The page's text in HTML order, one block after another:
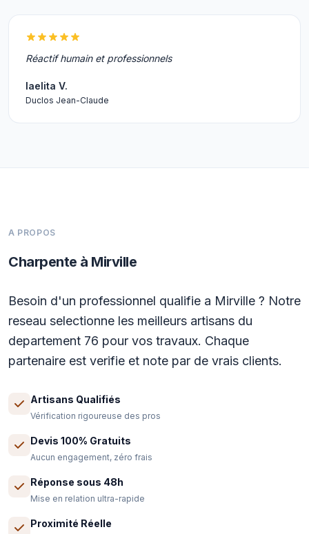
Réactif humain et professionnels
laelita V.
Duclos Jean-Claude
A PROPOS
Charpente à Mirville
Besoin d'un professionnel qualifie a Mirville ? Notre
reseau selectionne les meilleurs artisans du
departement 76 pour vos travaux. Chaque
partenaire est verifie et note par de vrais clients.
Artisans Qualifiés
Vérification rigoureuse des pros
Devis 100% Gratuits
Aucun engagement, zéro frais
Réponse sous 48h
Mise en relation ultra-rapide
Proximité Réelle